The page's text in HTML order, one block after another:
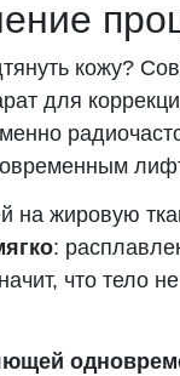
кожу?
для
на жировую
:
что тело